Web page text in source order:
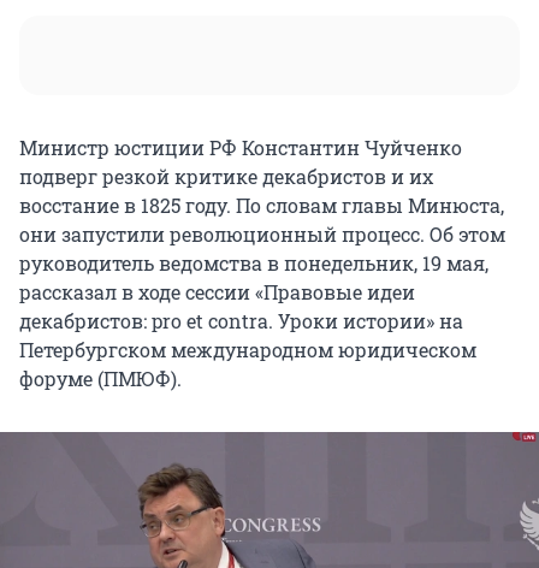
Министр юстиции РФ Константин Чуйченко
подверг резкой критике декабристов и их
восстание в 1825 году. По словам главы Минюста,
они запустили революционный процесс. Об этом
руководитель ведомства в понедельник, 19 мая,
рассказал в ходе сессии «Правовые идеи
декабристов: pro et contra. Уроки истории» на
Петербургском международном юридическом
форуме (ПМЮФ).